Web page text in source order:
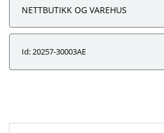
NETTBUTIKK OG VAREHUS
Id: 20257-30003AE